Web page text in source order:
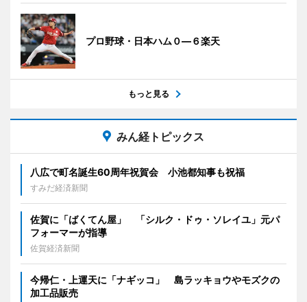
プロ野球・日本ハム０―６楽天
もっと見る
みん経トピックス
八広で町名誕生60周年祝賀会 小池都知事も祝福
すみだ経済新聞
佐賀に「ばくてん屋」 「シルク・ドゥ・ソレイユ」元パ
フォーマーが指導
佐賀経済新聞
今帰仁・上運天に「ナギッコ」 島ラッキョウやモズクの
加工品販売